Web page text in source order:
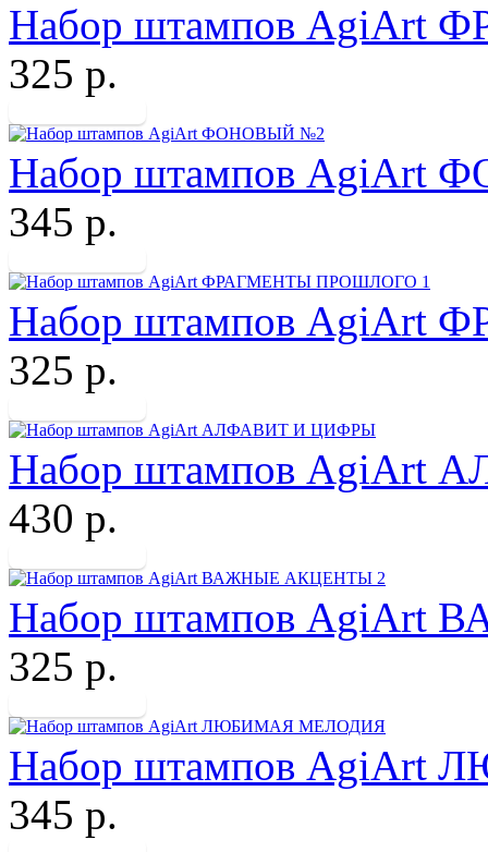
Набор штампов
325 р.
Набор штампов AgiArt
345 р.
Набор штампов
325 р.
Набор штампов
430 р.
Набор штампов
325 р.
Набор штампов
345 р.